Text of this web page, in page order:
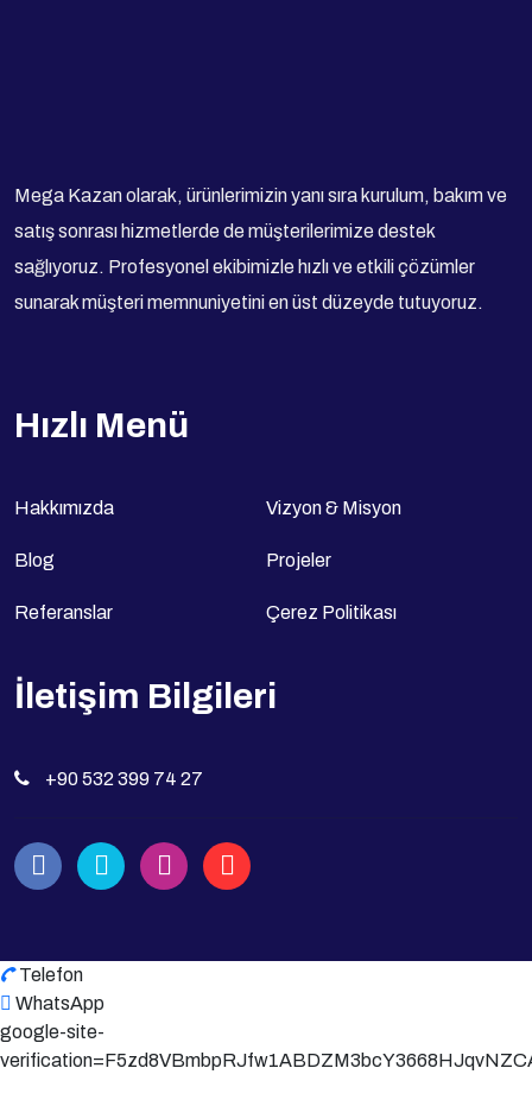
Mega Kazan olarak, ürünlerimizin yanı sıra kurulum, bakım ve
satış sonrası hizmetlerde de müşterilerimize destek
sağlıyoruz. Profesyonel ekibimizle hızlı ve etkili çözümler
sunarak müşteri memnuniyetini en üst düzeyde tutuyoruz.
Hızlı Menü
Hakkımızda Vizyon & Misyon
Blog Projeler
Referanslar Çerez Politikası
İletişim Bilgileri
+90 532 399 74 27
Telefon
WhatsApp
google-site-